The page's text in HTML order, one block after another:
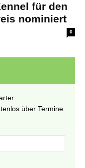
für den
nominiert
0
über Termine